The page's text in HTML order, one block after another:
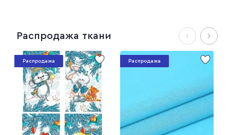
Распродажа ткани
Распродажа Распродажа